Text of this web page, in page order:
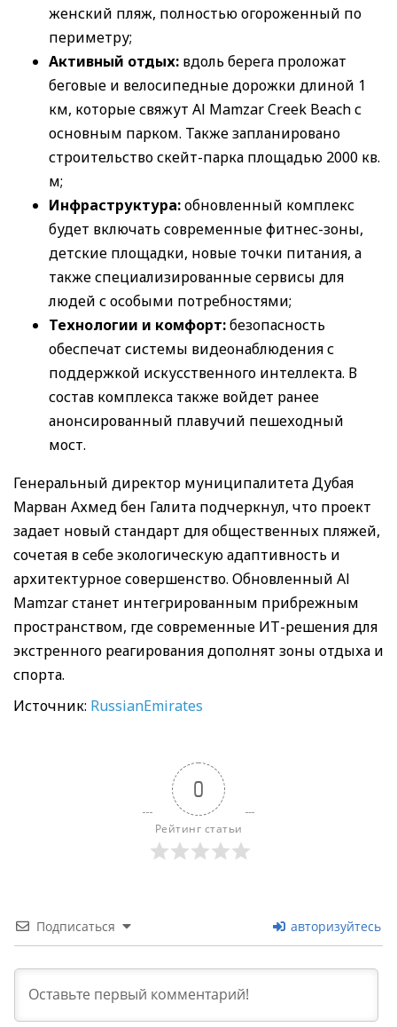
женский пляж, полностью огороженный по
периметру;
Активный отдых: вдоль берега проложат
беговые и велосипедные дорожки длиной 1
км, которые свяжут Al Mamzar Creek Beach с
основным парком. Также запланировано
строительство скейт-парка площадью 2000 кв.
м;
Инфраструктура:обновленный комплекс
будет включать современные фитнес-зоны,
детские площадки, новые точки питания, а
также специализированные сервисы для
людей с особыми потребностями;
Технологии и комфорт:безопасность
обеспечат системы видеонаблюдения с
поддержкой искусственного интеллекта. В
состав комплекса также войдет ранее
анонсированный плавучий пешеходный
мост.
Генеральный директор муниципалитета Дубая
Марван Ахмед бен Галита подчеркнул, что проект
задает новый стандарт для общественных пляжей,
сочетая в себе экологическую адаптивность и
архитектурное совершенство. Обновленный Al
Mamzar станет интегрированным прибрежным
пространством, где современные ИТ-решения для
экстренного реагирования дополнят зоны отдыха и
спорта.
Источник: RussianEmirates
0
Рейтинг статьи
Подписаться авторизуйтесь